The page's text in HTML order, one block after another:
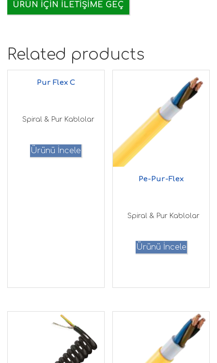
ÜRÜN IÇIN İLETIŞIME GEÇ
Related products
Pur Flex C
Spiral & Pur Kablolar
Ürünü İncele
Pe-Pur-Flex
Spiral & Pur Kablolar
Ürünü İncele